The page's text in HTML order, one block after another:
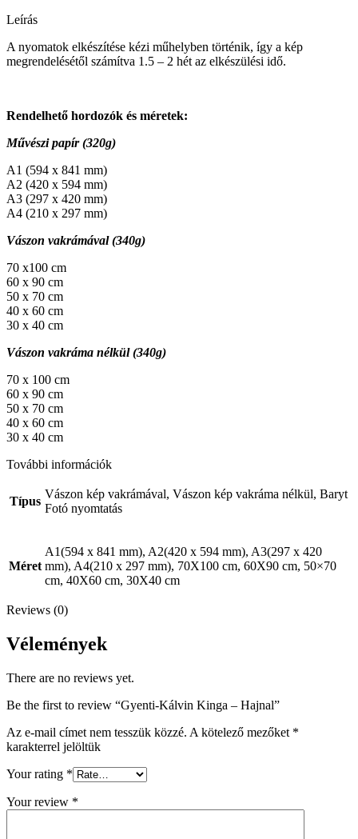
Leírás
A nyomatok elkészítése kézi műhelyben történik, így a kép
megrendelésétől számítva 1.5 – 2 hét az elkészülési idő.
Rendelhető hordozók és méretek:
Művészi papír (320g)
A1 (594 x 841 mm)
A2 (420 x 594 mm)
A3 (297 x 420 mm)
A4 (210 x 297 mm)
Vászon vakrámával (340g)
70 x100 cm
60 x 90 cm
50 x 70 cm
40 x 60 cm
30 x 40 cm
Vászon vakráma nélkül (340g)
70 x 100 cm
60 x 90 cm
50 x 70 cm
40 x 60 cm
30 x 40 cm
További információk
Típus
Vászon kép vakrámával, Vászon kép vakráma nélkül, Baryt
Fotó nyomtatás
Méret
A1(594 x 841 mm), A2(420 x 594 mm), A3(297 x 420
mm), A4(210 x 297 mm), 70X100 cm, 60X90 cm, 50×70
cm, 40X60 cm, 30X40 cm
Reviews (0)
Vélemények
There are no reviews yet.
Be the first to review “Gyenti-Kálvin Kinga – Hajnal”
Az e-mail címet nem tesszük közzé. A kötelező mezőket *
karakterrel jelöltük
Your rating *
Your review *